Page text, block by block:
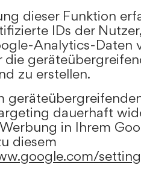
dieser Funktion
IDs der
Analytics-Daten
die
zu erstellen.
dauerhaft
in Ihrem
diesem